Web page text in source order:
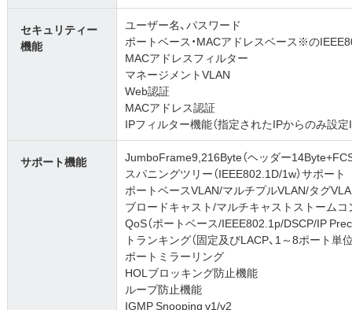
セキュリティー
機能
ユーザー名、パスワード
ポートベース・MACアドレスベース※の
MACアドレスフィルター
マネージメントVLAN
Web認証
MACアドレス認証
IPフィルター機能（指定されたIPからのみ設定
サポート機能
JumboFrame9,216Byte（ヘッダー
スパニングツリー（IEEE802.1D/1w）サポート
ポートベースVLAN/マルチプルVLAN/タグ
ブロードキャスト/マルチキャストストーム
QoS（ポートベース/IEEE802.1p/DSCP/IP
トランキング（固定及びLACP、1～8ポート単
ポートミラーリング
HOLブロッキング防止機能
ループ防止機能
IGMP Snooping v1/v2